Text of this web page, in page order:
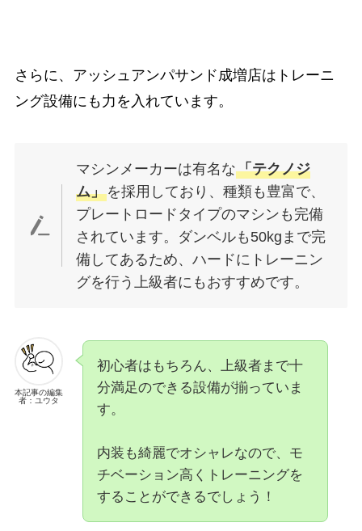
さらに、アッシュアンパサンド成増店はトレーニ
ング設備にも力を入れています。
マシンメーカーは有名な「テクノジ
ム」を採用しており、種類も豊富で、
プレートロードタイプのマシンも完備
されています。ダンベルも50kgまで完
備してあるため、ハードにトレーニン
グを行う上級者にもおすすめです。
本記事の編集
者：ユウタ
初心者はもちろん、上級者まで十
分満足のできる設備が揃っていま
す。
内装も綺麗でオシャレなので、モ
チベーション高くトレーニングを
することができるでしょう！